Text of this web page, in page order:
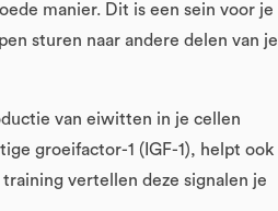
manier. Dit is een sein voor je
sturen naar andere delen van je
van eiwitten in je cellen
groeifactor-1 (IGF-1), helpt ook
vertellen deze signalen je